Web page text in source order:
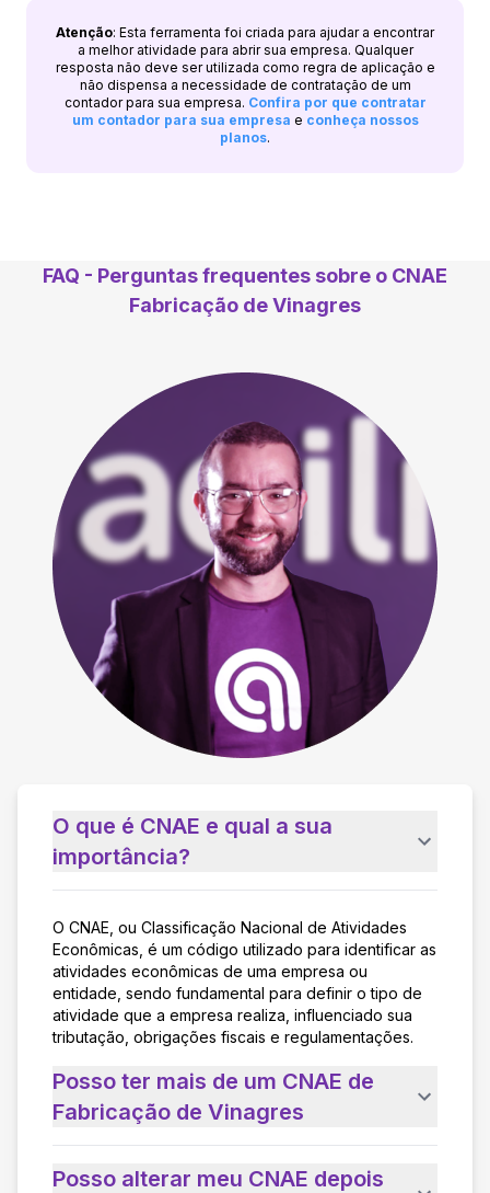
Atenção: Esta ferramenta foi criada para ajudar a encontrar
a melhor atividade para abrir sua empresa. Qualquer
resposta não deve ser utilizada como regra de aplicação e
não dispensa a necessidade de contratação de um
contador para sua empresa. Confira por que contratar
um contador para sua empresa e conheça nossos
planos.
FAQ - Perguntas frequentes sobre o CNAE
Fabricação de Vinagres
O que é CNAE e qual a sua
importância?
O CNAE, ou Classificação Nacional de Atividades
Econômicas, é um código utilizado para identificar as
atividades econômicas de uma empresa ou
entidade, sendo fundamental para definir o tipo de
atividade que a empresa realiza, influenciado sua
tributação, obrigações fiscais e regulamentações.
Posso ter mais de um CNAE de
Fabricação de Vinagres
Posso alterar meu CNAE depois